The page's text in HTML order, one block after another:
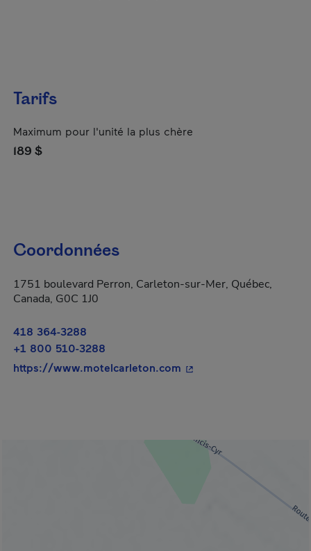
Tarifs
Maximum pour l'unité la plus chère
189 $
Coordonnées
1751 boulevard Perron, Carleton-sur-Mer, Québec,
Canada, G0C 1J0
418 364-3288
+1 800 510-3288
https://www.motelcarleton.com - Cet hyperlien